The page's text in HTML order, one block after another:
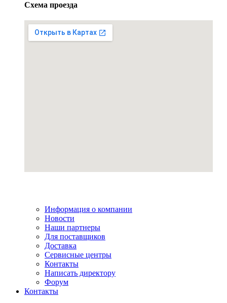
Схема проезда
Информация о компании
Новости
Наши партнеры
Для поставщиков
Доставка
Сервисные центры
Контакты
Написать директору
Форум
Контакты